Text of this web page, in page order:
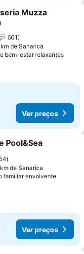
aos favoritos
Muzza
601
de Sanarica
bem-estar relaxantesVer
Ver preços
aos favoritos
Pool&Sea
de Sanarica
familiar envolventeVer
Ver preços